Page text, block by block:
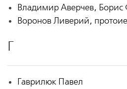
Владимир Аверчев, Борис
Воронов Ливерий,
Г
Гаврилюк Павел